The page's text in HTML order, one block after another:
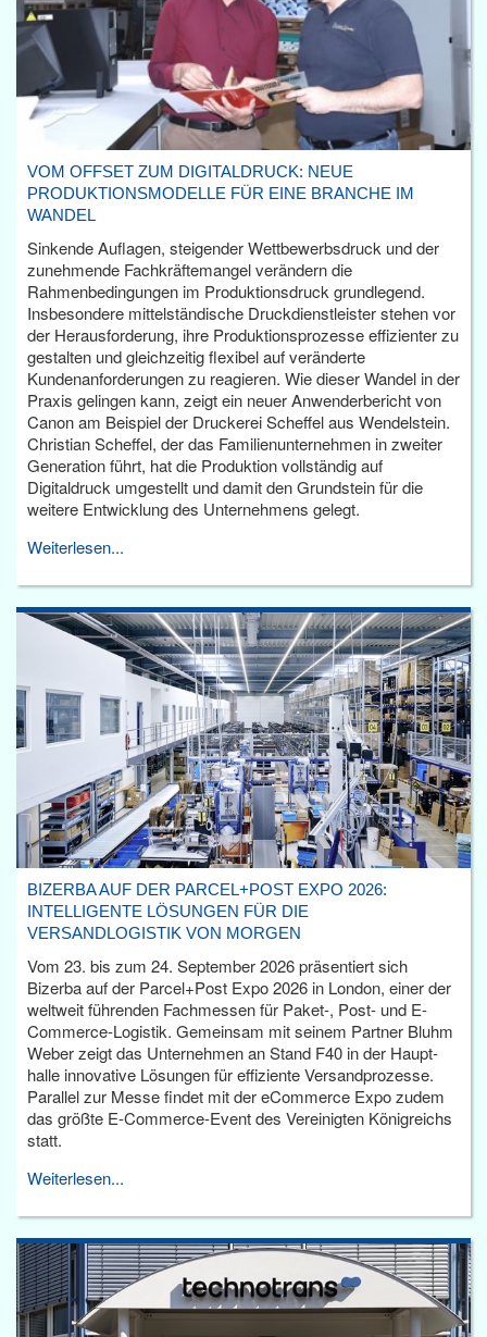
VOM OFFSET ZUM DIGITALDRUCK: NEUE
PRODUKTIONSMODELLE FÜR EINE BRANCHE IM
WANDEL
Sinkende Auflagen, steigender Wettbewerbsdruck und der
zunehmende Fachkräftemangel verändern die
Rahmenbedingungen im Produktionsdruck grundlegend.
Insbesondere mittelständische Druckdienstleister stehen vor
der Herausforderung, ihre Produktionsprozesse effizienter zu
gestalten und gleichzeitig flexibel auf veränderte
Kundenanforderungen zu reagieren. Wie dieser Wandel in der
Praxis gelingen kann, zeigt ein neuer Anwenderbericht von
Canon am Beispiel der Druckerei Scheffel aus Wendelstein.
Christian Scheffel, der das Familienunternehmen in zweiter
Generation führt, hat die Produktion vollständig auf
Digitaldruck umgestellt und damit den Grundstein für die
weitere Entwicklung des Unternehmens gelegt.
Weiterlesen...
BIZERBA AUF DER PARCEL+POST EXPO 2026:
INTELLIGENTE LÖSUNGEN FÜR DIE
VERSANDLOGISTIK VON MORGEN
Vom 23. bis zum 24. September 2026 präsentiert sich
Bizerba auf der Parcel+Post Expo 2026 in London, einer der
weltweit führenden Fachmessen für Paket-, Post- und E-
Commerce-Logistik. Gemeinsam mit seinem Partner Bluhm
Weber zeigt das Unternehmen an Stand F40 in der Haupt­
halle innovative Lösungen für effiziente Versandprozesse.
Parallel zur Messe findet mit der eCommerce Expo zudem
das größte E-Commerce-Event des Vereinigten Königreichs
statt.
Weiterlesen...